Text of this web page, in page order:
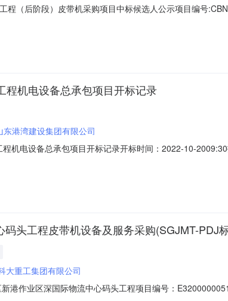
程（后阶段）皮带机采购项目中标候选人公示项目编号
例》规定，予以公示，公示期限自2023年2月17日开始三
程机电设备总承包项目开标记录
东港湾建设集团有限公司
机电设备总承包项目开标记录开标时间：2022-10-
程局有限公司;项目负责人:;报价:184680000.00元/%;工期
头工程皮带机设备及服务采购(SGJMT-PDJ
大重工集团有限公司
港作业区深国际物流中心码头工程项目编号：